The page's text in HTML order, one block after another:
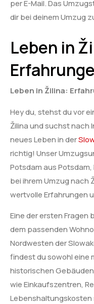
per E-Mail. Das
dir bei deinem Umzug
Leben in
Leben in Žilina:
Hey du, stehst du vor
Žilina und suchst nach
neues Leben in der
richtig! Unser
Potsdam aus
bei ihrem Umzug nach
wertvolle Erfahrungen
Eine der ersten Fragen
dem passenden
Nordwesten der
findest du sowohl eine
historischen
wie Einkaufszentren,
Lebenshaltungskosten